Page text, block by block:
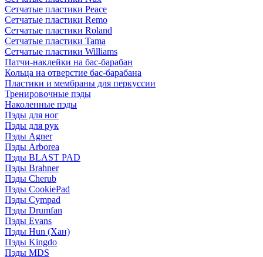
Сетчатые пластики Peace
Сетчатые пластики Remo
Сетчатые пластики Roland
Сетчатые пластики Tama
Сетчатые пластики Williams
Патчи-наклейки на бас-барабан
Кольца на отверстие бас-барабана
Пластики и мембраны для перкуссии
Тренировочные пэды
Наколенные пэды
Пэды для ног
Пэды для рук
Пэды Agner
Пэды Arborea
Пэды BLAST PAD
Пэды Brahner
Пэды Cherub
Пэды CookiePad
Пэды Cympad
Пэды Drumfan
Пэды Evans
Пэды Hun (Хан)
Пэды Kingdo
Пэды MDS